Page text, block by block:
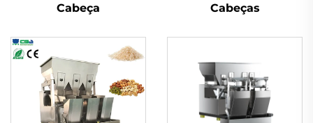
Cabeça
Cabeças